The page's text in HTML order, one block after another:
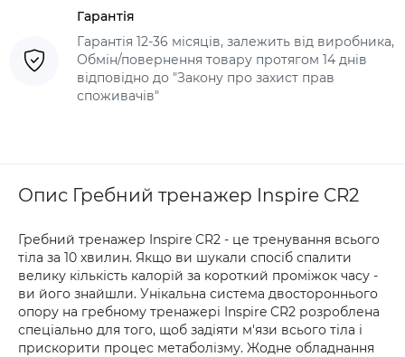
Гарантія
Гарантія 12-36 місяців, залежить від виробника,
Обмін/повернення товару протягом 14 днів
відповідно до "Закону про захист прав
споживачів"
Опис Гребний тренажер Inspire CR2
Гребний тренажер Inspire CR2 - це тренування всього
тіла за 10 хвилин. Якщо ви шукали спосіб спалити
велику кількість калорій за короткий проміжок часу -
ви його знайшли. Унікальна система двостороннього
опору на гребному тренажері Inspire CR2 розроблена
спеціально для того, щоб задіяти м'язи всього тіла і
прискорити процес метаболізму. Жодне обладнання